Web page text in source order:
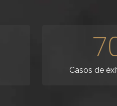
Casos de